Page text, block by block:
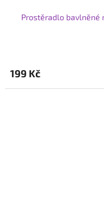
Prostěradlo bavlněné
199 Kč